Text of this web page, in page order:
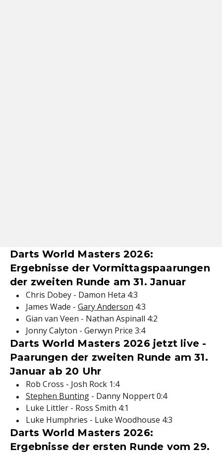
Darts World Masters 2026:
Ergebnisse der Vormittagspaarungen
der zweiten Runde am 31. Januar
Chris Dobey - Damon Heta 4:3
James Wade - Gary Anderson 4:3
Gian van Veen - Nathan Aspinall 4:2
Jonny Calyton - Gerwyn Price 3:4
Darts World Masters 2026 jetzt live -
Paarungen der zweiten Runde am 31.
Januar ab 20 Uhr
Rob Cross - Josh Rock 1:4
Stephen Bunting - Danny Noppert 0:4
Luke Littler - Ross Smith 4:1
Luke Humphries - Luke Woodhouse 4:3
Darts World Masters 2026:
Ergebnisse der ersten Runde vom 29.